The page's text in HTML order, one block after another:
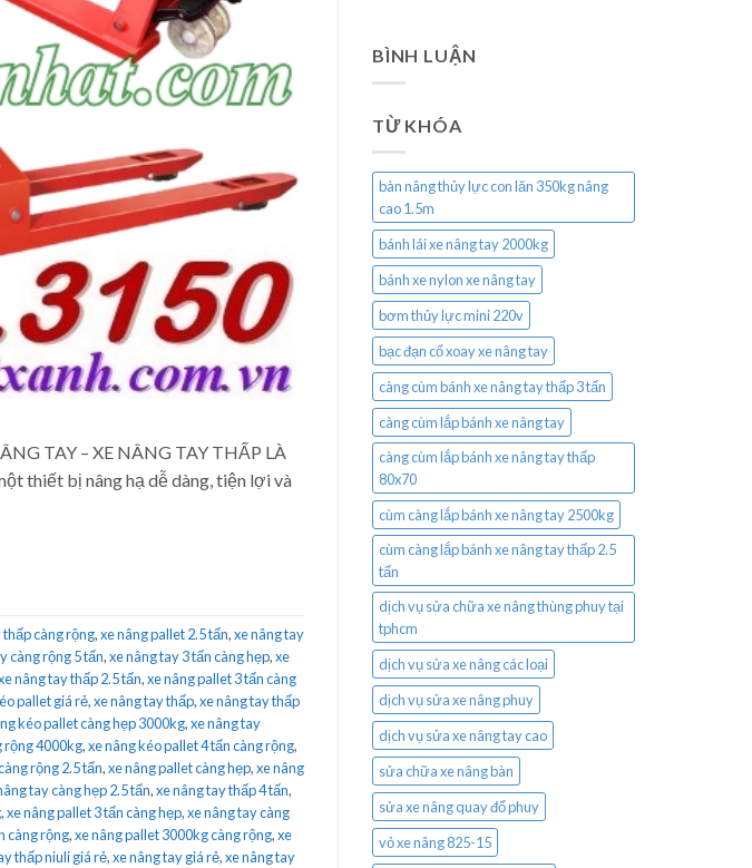
TAY – XE NÂNG TAY THẤP LÀ
thiết bị nâng hạ dễ dàng, tiện lợi và
thấp càng rộng,xe nâng pallet 2.5 tấn,xe nâng tay
càng rộng 5 tấn,xe nâng tay 3 tấn càng hẹp,xe
nâng tay thấp 2.5 tấn,xe nâng pallet 3 tấn càng
pallet giá rẻ,xe nâng tay thấp,xe nâng tay thấp
kéo pallet càng hẹp 3000kg,xe nâng tay
rộng 4000kg,xe nâng kéo pallet 4 tấn càng rộng,
rộng 2.5 tấn,xe nâng pallet càng hẹp,xe nâng
tay càng hẹp 2.5 tấn,xe nâng tay thấp 4 tấn,
,xe nâng pallet 3 tấn càng hẹp,xe nâng tay càng
càng rộng,xe nâng pallet 3000kg càng rộng,xe
thấp niuli giá rẻ,xe nâng tay giá rẻ,xe nâng tay
BÌNH LUẬN
TỪ KHÓA
bàn nâng thủy lực con lăn 350kg nâng
cao 1.5m
bánh lái xe nâng tay 2000kg
bánh xe nylon xe nâng tay
bơm thủy lực mini 220v
bạc đạn cổ xoay xe nâng tay
càng cùm bánh xe nâng tay thấp 3 tấn
càng cùm lắp bánh xe nâng tay
càng cùm lắp bánh xe nâng tay thấp
80x70
cùm càng lắp bánh xe nâng tay 2500kg
cùm càng lắp bánh xe nâng tay thấp 2.5
tấn
dịch vụ sửa chữa xe nâng thùng phuy tại
tphcm
dịch vụ sửa xe nâng các loại
dịch vụ sửa xe nâng phuy
dịch vụ sửa xe nâng tay cao
sửa chữa xe nâng bàn
sửa xe nâng quay đổ phuy
vỏ xe nâng 825-15